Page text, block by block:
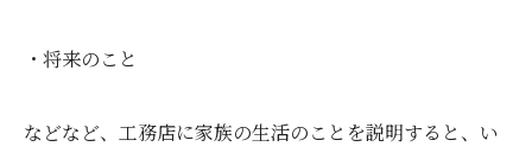
・将来のこと
などなど、工務店に家族の生活のことを説明すると、い